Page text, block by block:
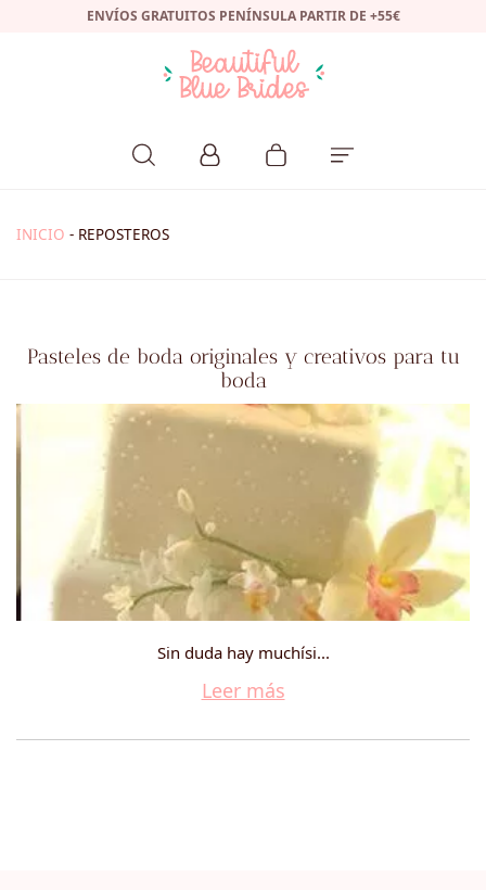
ENVÍOS GRATUITOS PENÍNSULA PARTIR DE +55€
INICIO - REPOSTEROS
Pasteles de boda originales y creativos para tu
boda
Sin duda hay muchísi...
Leer más